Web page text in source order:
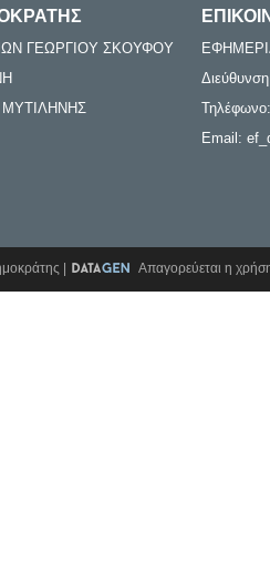
ΓΕΩΡΓΙΟΥ ΣΚΟΥΦΟΥ
ΜΥΤΙΛΗΝΗΣ
Email:
| Απαγορεύεται η